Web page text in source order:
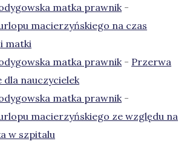
matka prawnik -
macierzyńskiego na czas
matki
matka prawnik - Przerwa
dla nauczycielek
matka prawnik -
macierzyńskiego ze względu na
w szpitalu